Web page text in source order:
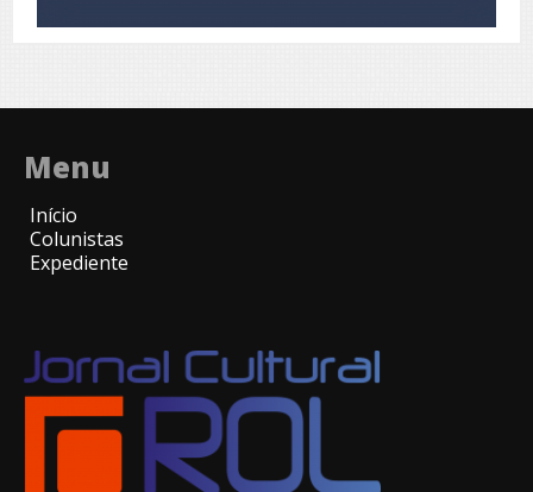
Menu
Início
Colunistas
Expediente